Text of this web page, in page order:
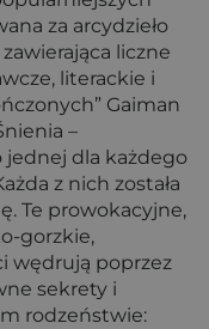
za arcydzieło
liczne
literackie i
Gaiman
–
jednej dla każdego
z nich została
Te prowokacyjne,
gorzkie,
wędrują poprzez
sekrety i
rodzeństwie: